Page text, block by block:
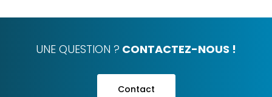
UNE QUESTION ? CONTACTEZ-NOUS !
Contact